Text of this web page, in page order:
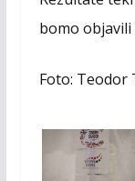
bomo
Foto: Teodor